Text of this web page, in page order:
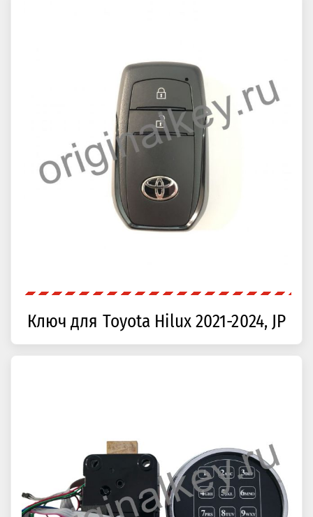
Ключ для Toyota Hilux 2021-2024, JP